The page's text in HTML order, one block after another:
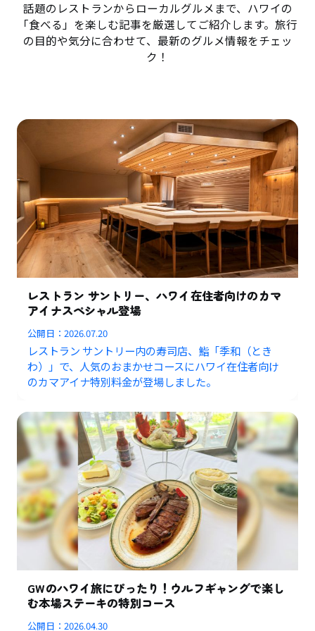
話題のレストランからローカルグルメまで、ハワイの
「食べる」を楽しむ記事を厳選してご紹介します。旅行
の目的や気分に合わせて、最新のグルメ情報をチェッ
ク！
レストラン サントリー、ハワイ在住者向けのカマ
アイナスペシャル登場
公開日：2026.07.20
レストラン サントリー内の寿司店、鮨「季和（とき
わ）」で、人気のおまかせコースにハワイ在住者向け
のカマアイナ特別料金が登場しました。
GWのハワイ旅にぴったり！ウルフギャングで楽し
む本場ステーキの特別コース
公開日：2026.04.30